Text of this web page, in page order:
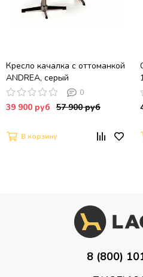
Кресло качалка с оттоманкой
ANDREA, серый
0
39 900 руб 57 900 руб
В корзину
8 (800)